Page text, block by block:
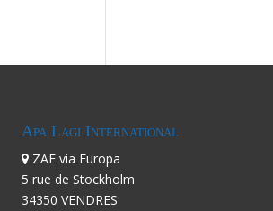
Apa Lagi International
ZAE via Europa
5 rue de Stockholm
34350 VENDRES